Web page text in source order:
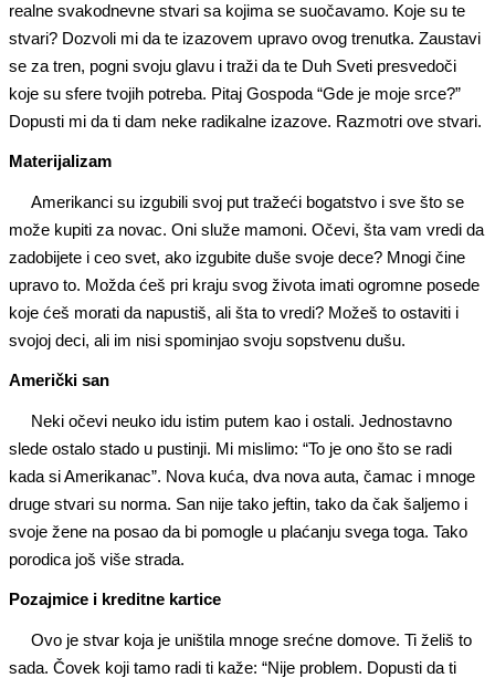
realne svakodnevne stvari sa kojima se suočavamo. Koje su te
stvari? Dozvoli mi da te izazovem upravo ovog trenutka. Zaustavi
se za tren, pogni svoju glavu i traži da te Duh Sveti presvedoči
koje su sfere tvojih potreba. Pitaj Gospoda “Gde je moje srce?”
Dopusti mi da ti dam neke radikalne izazove. Razmotri ove stvari.
Materijalizam
Amerikanci su izgubili svoj put tražeći bogatstvo i sve što se
može kupiti za novac. Oni služe mamoni. Očevi, šta vam vredi da
zadobijete i ceo svet, ako izgubite duše svoje dece? Mnogi čine
upravo to. Možda ćeš pri kraju svog života imati ogromne posede
koje ćeš morati da napustiš, ali šta to vredi? Možeš to ostaviti i
svojoj deci, ali im nisi spominjao svoju sopstvenu dušu.
Američki san
Neki očevi neuko idu istim putem kao i ostali. Jednostavno
slede ostalo stado u pustinji. Mi mislimo: “To je ono što se radi
kada si Amerikanac”. Nova kuća, dva nova auta, čamac i mnoge
druge stvari su norma. San nije tako jeftin, tako da čak šaljemo i
svoje žene na posao da bi pomogle u plaćanju svega toga. Tako
porodica još više strada.
Pozajmice i kreditne kartice
Ovo je stvar koja je uništila mnoge srećne domove. Ti želiš to
sada. Čovek koji tamo radi ti kaže: “Nije problem. Dopusti da ti